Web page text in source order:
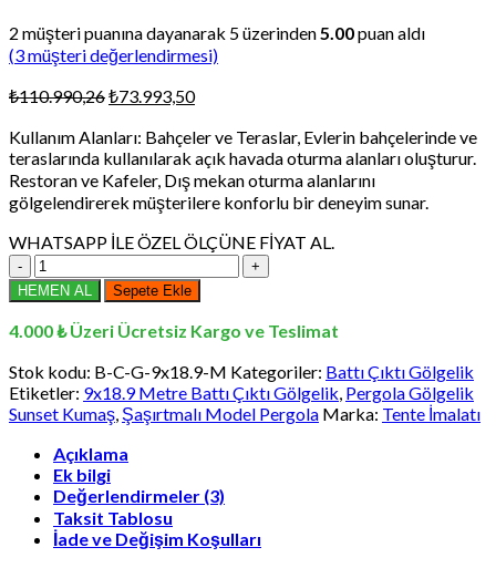
2 müşteri puanına dayanarak 5 üzerinden5.00puan aldı
(3müşteri değerlendirmesi)
₺110.990,26Orijinal
₺110.990,26.
₺73.993,50Şu
fiyat:
₺73.993,50.
Kullanım Alanları: Bahçeler ve Teraslar, Evlerin bahçelerinde ve
teraslarında kullanılarak açık havada oturma alanları oluşturur.
Restoran ve Kafeler, Dış mekan oturma alanlarını
gölgelendirerek müşterilere konforlu bir deneyim sunar.
WHATSAPP İLE ÖZEL ÖLÇÜNE FİYAT AL.
9x18.9
Metre
Battı
Çıktı
Pergola
Gölgelik
Sunset
Şaşırtmalı
Model
Pergola
adet
HEMEN AL Sepete Ekle
4.000 ₺ Üzeri Ücretsiz Kargo ve Teslimat
Stok kodu: B-C-G-9x18.9-M Kategoriler: Battı Çıktı Gölgelik
Etiketler: 9x18.9 Metre Battı Çıktı Gölgelik, Pergola Gölgelik
Sunset Kumaş, Şaşırtmalı Model Pergola Marka: Tente İmalatı
Açıklama
Ek bilgi
Değerlendirmeler (3)
Taksit Tablosu
İade ve Değişim Koşulları